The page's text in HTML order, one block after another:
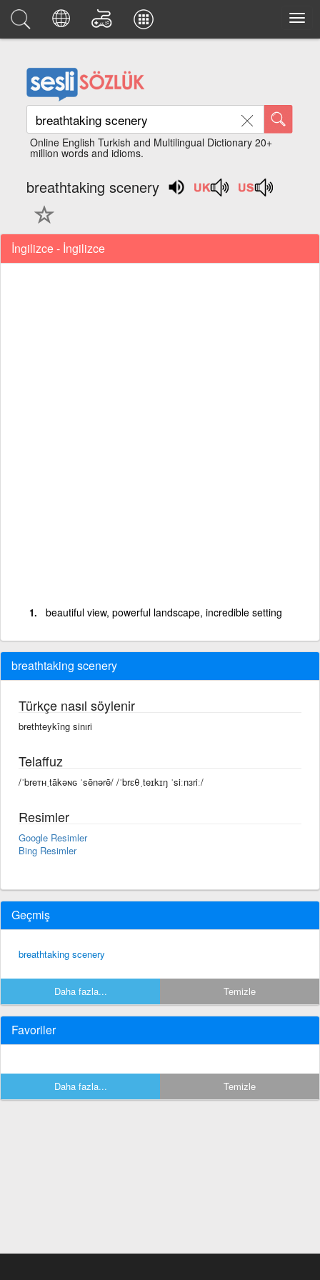
Online English Turkish and Multilingual Dictionary 20+
million words and idioms.
breathtaking scenery
İngilizce - İngilizce
beautiful view, powerful landscape, incredible setting
breathtaking scenery
Türkçe nasıl söylenir
brethteykîng sinıri
Telaffuz
/ˈbreᴛʜˌtākəɴɢ ˈsēnərē/ /ˈbrɛθˌteɪkɪŋ ˈsiːnɜriː/
Resimler
Google Resimler
Bing Resimler
Geçmiş
breathtaking scenery
Daha fazla... Temizle
Favoriler
Daha fazla... Temizle